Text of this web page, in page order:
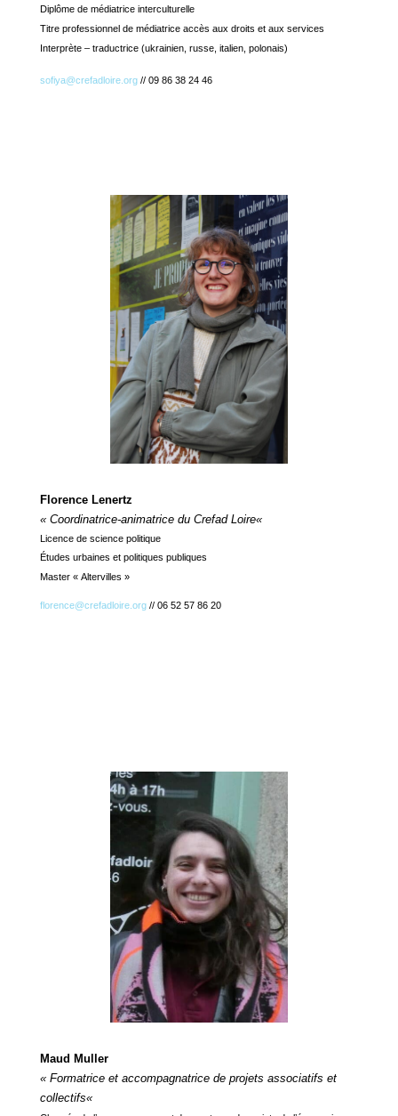
Diplôme de médiatrice interculturelle
Titre professionnel de médiatrice accès aux droits et aux services
Interprète – traductrice (ukrainien, russe, italien, polonais)
sofiya@crefadloire.org // 09 86 38 24 46
Florence Lenertz
« Coordinatrice-animatrice du Crefad Loire«
Licence de science politique
Études urbaines et politiques publiques
Master « Altervilles »
florence@crefadloire.org// 06 52 57 86 20
Maud Muller
« Formatrice et accompagnatrice de projets associatifs et
collectifs«